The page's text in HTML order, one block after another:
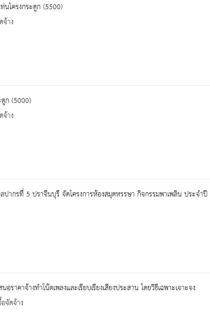
โครงกระดูก (5500)
าง
ก (5000)
าง
ากรที่ 5 ปราจีนบุรี จัดโครงการห้องสมุดหรรษา กิจกรรมพาเพลิน ประจำ
าคาจ้างทำโน๊ตเพลงและเรียบเรียงเสียงประสาน โดยวิธีเฉพาะเจาะจง
จัดจ้าง